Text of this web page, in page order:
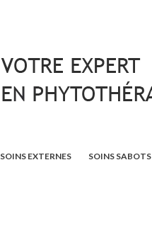
SOINS EXTERNES SOINS SABOTS